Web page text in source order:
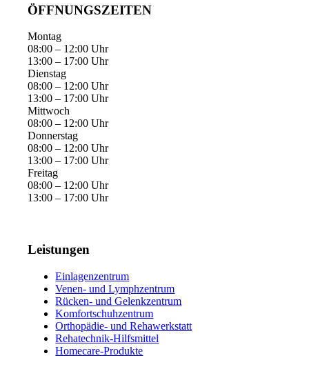
ÖFFNUNGSZEITEN
Montag
08:00 – 12:00 Uhr
13:00 – 17:00 Uhr
Dienstag
08:00 – 12:00 Uhr
13:00 – 17:00 Uhr
Mittwoch
08:00 – 12:00 Uhr
Donnerstag
08:00 – 12:00 Uhr
13:00 – 17:00 Uhr
Freitag
08:00 – 12:00 Uhr
13:00 – 17:00 Uhr
Leistungen
Einlagenzentrum
Venen- und Lymphzentrum
Rücken- und Gelenkzentrum
Komfortschuhzentrum
Orthopädie- und Rehawerkstatt
Rehatechnik-Hilfsmittel
Homecare-Produkte